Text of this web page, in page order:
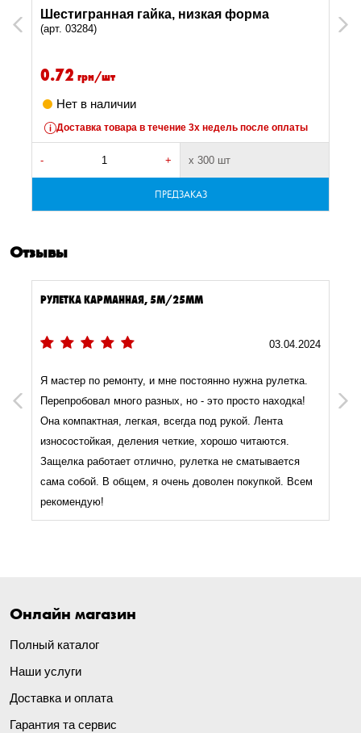
Previous
Шестигранная гайка, низкая форма
(арт. 03284)
0.72 грн/шт
Нет в наличии
Доставка товара в течение 3х недель после оплаты
- + х 300 шт
ПРЕДЗАКАЗ
Next
Отзывы
Previous
РУЛЕТКА КАРМАННАЯ, 5М/25ММ
03.04.2024
Я мастер по ремонту, и мне постоянно нужна рулетка.
Перепробовал много разных, но - это просто находка!
Она компактная, легкая, всегда под рукой. Лента
износостойкая, деления четкие, хорошо читаются.
Защелка работает отлично, рулетка не сматывается
сама собой. В общем, я очень доволен покупкой. Всем
рекомендую!
Next
Онлайн магазин
Полный каталог
Наши услуги
Доставка и оплата
Гарантия та сервис